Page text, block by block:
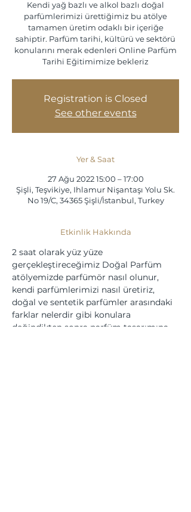
Kendi yağ bazlı ve alkol bazlı doğal
parfümlerimizi ürettiğimiz bu atölye
tamamen üretim odaklı bir içeriğe
sahiptir. Parfüm tarihi, kültürü ve sektörü
konularını merak edenleri Online Parfüm
Tarihi Eğitimimize bekleriz
Registration is Closed
See other events
Yer & Saat
27 Ağu 2022 15:00 – 17:00
Şişli, Teşvikiye, Ihlamur Nişantaşı Yolu Sk.
No 19/C, 34365 Şişli/İstanbul, Turkey
Etkinlik Hakkında
2 saat olarak yüz yüze
gerçekleştireceğimiz Doğal Parfüm
atölyemizde parfümör nasıl olunur,
kendi parfümlerimizi nasıl üretiriz,
doğal ve sentetik parfümler arasındaki
farklar nelerdir gibi konulara
değindikten sonra parfüm tasarımına